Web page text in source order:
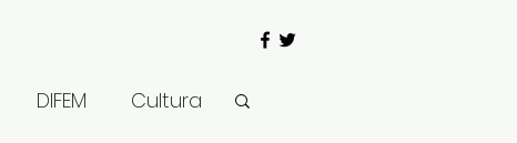
DIFEM Cultura